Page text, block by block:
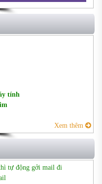
tính
Xem thêm
tự động gởi mail đi